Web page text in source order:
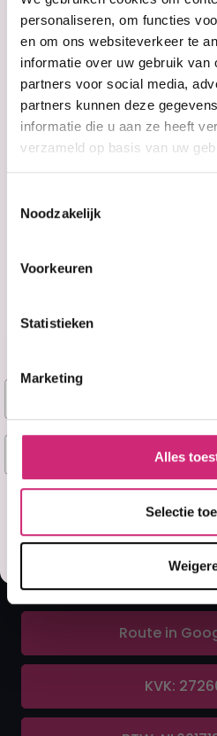
personaliseren, om functies
en om ons websiteverkeer te
informatie over uw gebruik van
partners voor social media,
partners kunnen deze
informatie die u aan ze heeft
verzameld op basis van uw
Noodzakelijk
Voorkeuren
Statistieken
Marketing
Alles
Selectie
Op voorraad
Fantasia IC Hair
454g
€4,95
A&F
Route in
KVK:
Naam
E-mail
Ja, stuur mij
Misschien later